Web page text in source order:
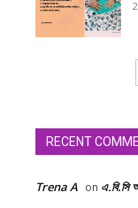
RECENT
Trena A on এ.বি.সি